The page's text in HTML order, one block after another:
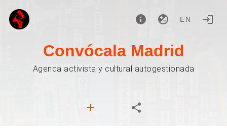
EN
Convócala Madrid
Agenda activista y cultural autogestionada